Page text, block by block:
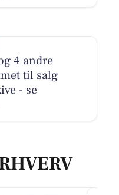
4 andre
til salg
- se